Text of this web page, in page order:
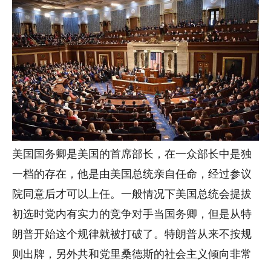
美国国务卿是美国的首席部长，在一众部长中是独
一档的存在，他是由美国总统亲自任命，经过参议
院同意后才可以上任。一般情况下美国总统会提拔
初选时党内有实力的竞争对手当国务卿，但是从特
朗普开始这个规律就被打破了。特朗普从来不按规
则出牌，另外共和党里桑德斯的社会主义倾向非常